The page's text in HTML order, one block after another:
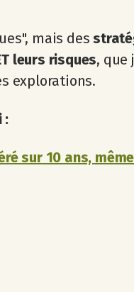
mais des
leurs risques, que
explorations.
:
sur 10 ans,